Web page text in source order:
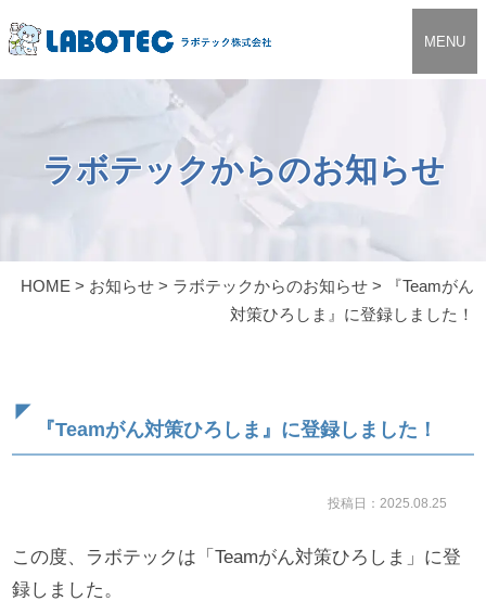
MENU
ラボテックからのお知らせ
HOME > お知らせ> ラボテックからのお知らせ>
『Teamがん
対策ひろしま』に登録しました！
『Teamがん対策ひろしま』に登録しました！
投稿日：2025.08.25
この度、ラボテックは「Teamがん対策ひろしま」に登
録しました。